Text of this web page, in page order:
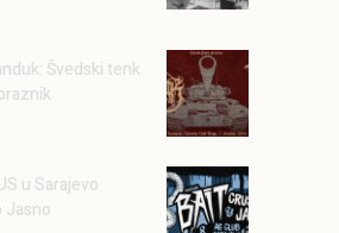
Švedski tenk
u Sarajevo
Jasno